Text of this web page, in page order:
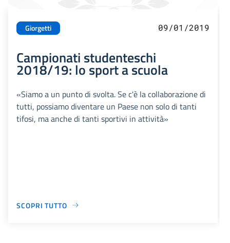
Giorgetti 09/01/2019
Campionati studenteschi
2018/19: lo sport a scuola
«Siamo a un punto di svolta. Se c'è la collaborazione di
tutti, possiamo diventare un Paese non solo di tanti
tifosi, ma anche di tanti sportivi in attività»
SCOPRI TUTTO